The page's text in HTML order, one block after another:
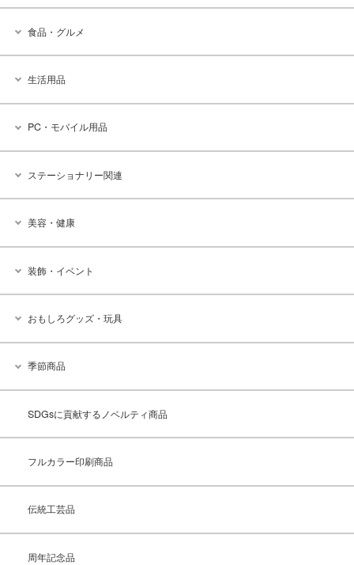
食品・グルメ
生活用品
PC・モバイル用品
ステーショナリー関連
美容・健康
装飾・イベント
おもしろグッズ・玩具
季節商品
SDGsに貢献するノベルティ商品
フルカラー印刷商品
伝統工芸品
周年記念品